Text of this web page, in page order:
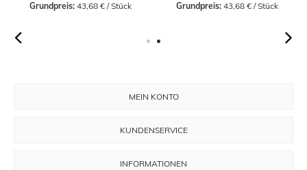
Grundpreis: 43,68 € / Stück Grundpreis: 43,68 € / Stück
MEIN KONTO
KUNDENSERVICE
INFORMATIONEN